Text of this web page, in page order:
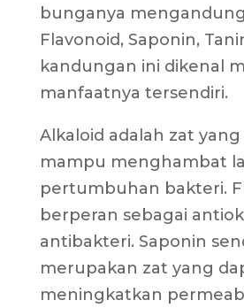
bunganya
Flavonoid, Saponin,
kandungan ini dikenal
manfaatnya tersendiri.
Alkaloid adalah zat yang
mampu menghambat
pertumbuhan bakteri.
berperan sebagai
antibakteri. Saponin
merupakan zat yang
meningkatkan